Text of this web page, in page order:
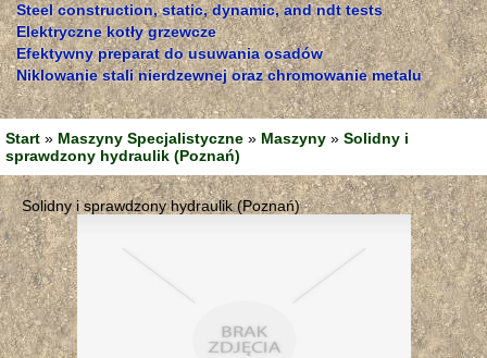
Steel construction, static, dynamic, and ndt tests
Elektryczne kotły grzewcze
Efektywny preparat do usuwania osadów
Niklowanie stali nierdzewnej oraz chromowanie metalu
Start » Maszyny Specjalistyczne » Maszyny » Solidny i
sprawdzony hydraulik (Poznań)
Solidny i sprawdzony hydraulik (Poznań)